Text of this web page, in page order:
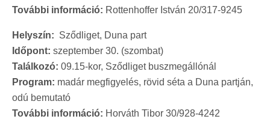
További információ: Rottenhoffer István 20/317-9245
Helyszín: Sződliget, Duna part
Időpont: szeptember 30. (szombat)
Találkozó: 09.15-kor, Sződliget buszmegállónál
Program: madár megfigyelés, rövid séta a Duna partján,
odú bemutató
További információ: Horváth Tibor 30/928-4242